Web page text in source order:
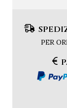
PER